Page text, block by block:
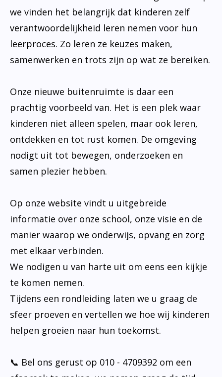
we vinden het belangrijk dat kinderen zelf
verantwoordelijkheid leren nemen voor hun
leerproces. Zo leren ze keuzes maken,
samenwerken en trots zijn op wat ze bereiken.
Onze nieuwe buitenruimte is daar een
prachtig voorbeeld van. Het is een plek waar
kinderen niet alleen spelen, maar ook leren,
ontdekken en tot rust komen. De omgeving
nodigt uit tot bewegen, onderzoeken en
samen plezier hebben.
Op onze website vindt u uitgebreide
informatie over onze school, onze visie en de
manier waarop we onderwijs, opvang en zorg
met elkaar verbinden.
We nodigen u van harte uit om eens een kijkje
te komen nemen.
Tijdens een rondleiding laten we u graag de
sfeer proeven en vertellen we hoe wij kinderen
helpen groeien naar hun toekomst.
📞 Bel ons gerust op 010 - 4709392 om een